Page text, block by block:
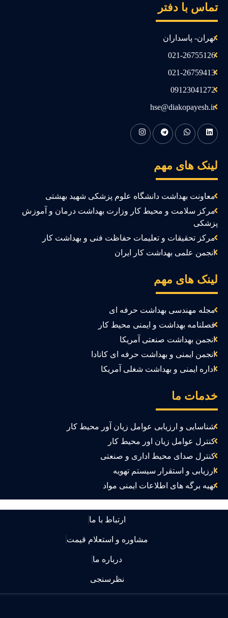
با دفتر
تهران- پاسداران
021-26755126
021-26759413
09123041272
hse@diakopayesh.ir
های مهم
معاونت بهداشت دانشگاه علوم پزشکی شهید بهشتی
مرکز سلامت و محیط کار وزارت بهداشت درمان و آموزش
مرکز تحقیقات و تعلیمات حفاظت فنی و بهداشت کار
انجمن علمی بهداشت کار ایران
های مهم
مجله مهندسی بهداشت حرفه ای
فصلنامه بهداشت و ایمنی محیط کار
انجمن بهداشت صنعتی آمریکا
انجمن ایمنی و بهداشت حرفه ای کانادا
اداره ایمنی و بهداشت شغلی آمریکا
ما
شناسایی و ارزیابی عوامل زیان آور محیط کار
کنترل عوامل زیان اور محیط کار
کنترل صدای محیط اداری و صنعتی
ارزیابی و استقرار سیستم تهویه
تهیه برگه های اطلاعات ایمنی مواد
ارتباط با ما
مشاوره و استعلام قیمت
درباره ما
نظرسنجی